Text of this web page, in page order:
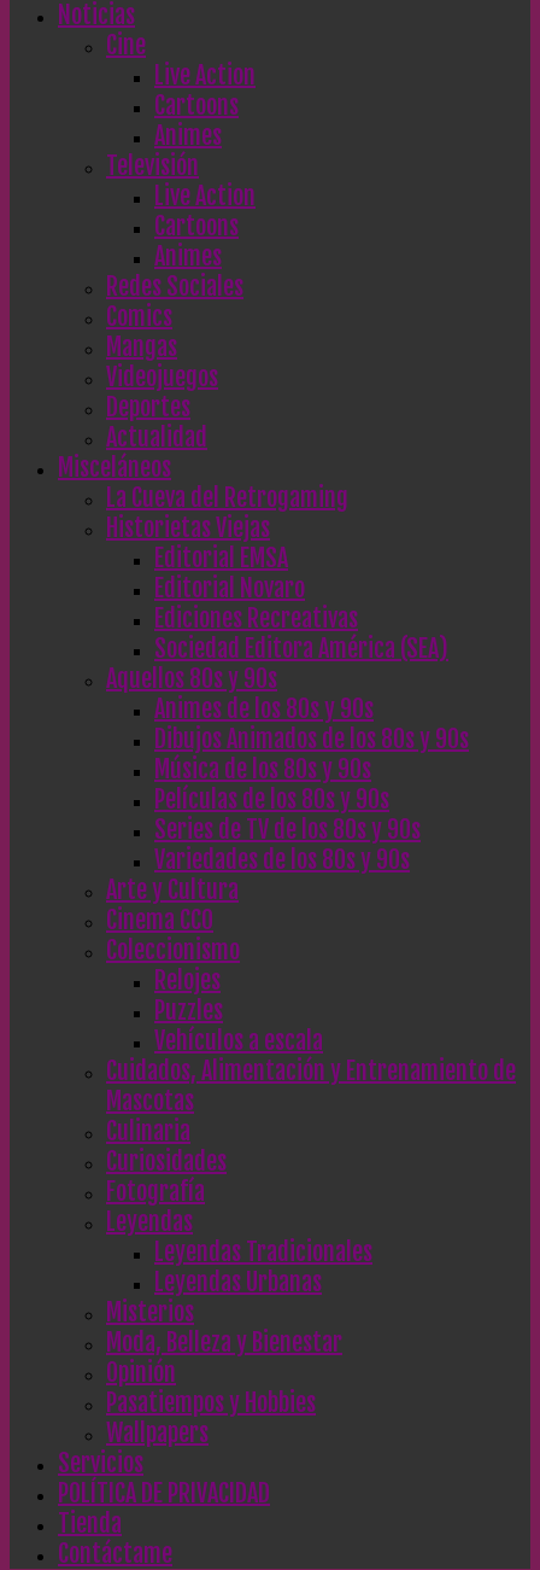
Noticias
Cine
Live Action
Cartoons
Animes
Televisión
Live Action
Cartoons
Animes
Redes Sociales
Comics
Mangas
Videojuegos
Deportes
Actualidad
Misceláneos
La Cueva del Retrogaming
Historietas Viejas
Editorial EMSA
Editorial Novaro
Ediciones Recreativas
Sociedad Editora América (SEA)
Aquellos 80s y 90s
Animes de los 80s y 90s
Dibujos Animados de los 80s y 90s
Música de los 80s y 90s
Películas de los 80s y 90s
Series de TV de los 80s y 90s
Variedades de los 80s y 90s
Arte y Cultura
Cinema CC0
Coleccionismo
Relojes
Puzzles
Vehículos a escala
Cuidados, Alimentación y Entrenamiento de
Mascotas
Culinaria
Curiosidades
Fotografía
Leyendas
Leyendas Tradicionales
Leyendas Urbanas
Misterios
Moda, Belleza y Bienestar
Opinión
Pasatiempos y Hobbies
Wallpapers
Servicios
POLÍTICA DE PRIVACIDAD
Tienda
Contáctame